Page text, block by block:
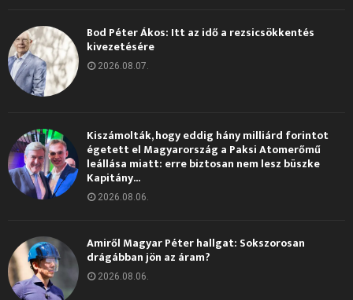
Bod Péter Ákos: Itt az idő a rezsicsökkentés
kivezetésére
2026.08.07.
Kiszámolták, hogy eddig hány milliárd forintot
égetett el Magyarország a Paksi Atomerőmű
leállása miatt: erre biztosan nem lesz büszke
Kapitány...
2026.08.06.
Amiről Magyar Péter hallgat: Sokszorosan
drágábban jön az áram?
2026.08.06.